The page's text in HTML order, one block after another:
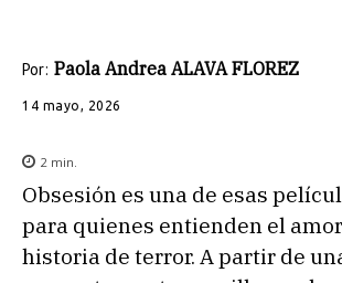
Por: Paola Andrea ALAVA FLOREZ
14 mayo, 2026
2 min.
Obsesión es una de esas
para quienes entienden el
historia de terror. A partir de